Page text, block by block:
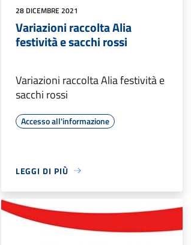
28 DICEMBRE 2021
Variazioni raccolta Alia
festività e sacchi rossi
Variazioni raccolta Alia festività e
sacchi rossi
Accesso all'informazione
LEGGI DI PIÙ